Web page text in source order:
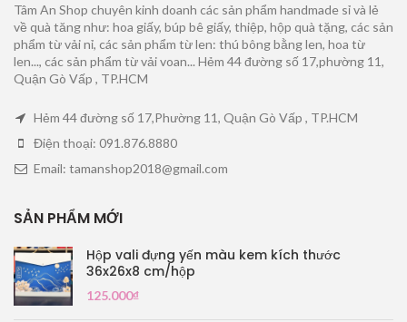
Tâm An Shop chuyên kinh doanh các sản phẩm handmade sỉ và lẻ
về quà tăng như: hoa giấy, búp bê giấy, thiệp, hộp quà tặng, các sản
phẩm từ vải nỉ, các sản phẩm từ len: thú bông bằng len, hoa từ
len..., các sản phẩm từ vải voan... Hẻm 44 đường số 17,phường 11,
Quận Gò Vấp , TP.HCM
Hẻm 44 đường số 17,Phường 11, Quận Gò Vấp , TP.HCM
Điện thoại: 091.876.8880
Email: tamanshop2018@gmail.com
SẢN PHẨM MỚI
Hộp vali đựng yến màu kem kích thước
36x26x8 cm/hộp
125.000₫